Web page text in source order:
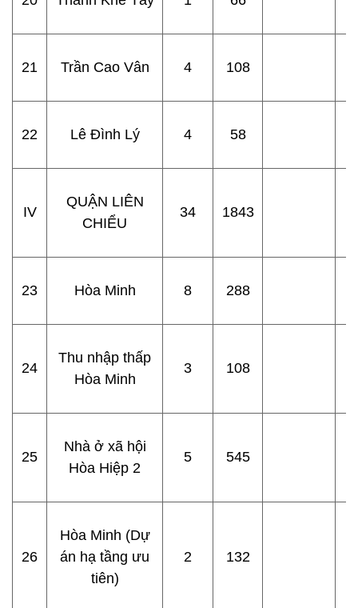
21 Trần Cao Vân 4 108
22 Lê Đình Lý 4 58
IV
QUẬN LIÊN
CHIỂU
34 1843
23 Hòa Minh 8 288
24
Thu nhập thấp
Hòa Minh
3 108
25
Nhà ở xã hội
Hòa Hiệp 2
5 545
26
Hòa Minh (Dự
án hạ tầng ưu
tiên)
2 132